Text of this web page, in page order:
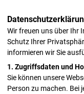
Wir freuen uns über Ihr
Schutz Ihrer
informieren wir Sie
1. Zugriffsdaten und
Sie können unsere
Person zu machen. Bei